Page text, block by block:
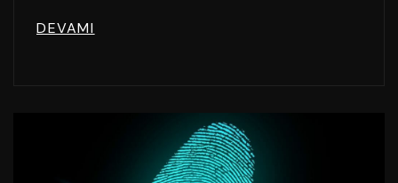
DEVAMI